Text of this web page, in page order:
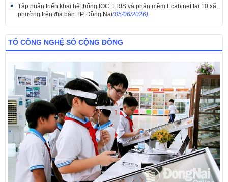
Tập huấn triển khai hệ thống IOC, LRIS và phần mềm Ecabinet tại 10 xã,
phường trên địa bàn TP. Đồng Nai(05/06/2026)
TỔ CÔNG NGHỆ SỐ CỘNG ĐỒNG